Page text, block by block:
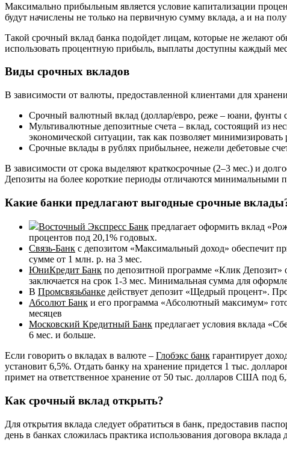
Максимально прибыльным является условие капитализации
будут начислены не только на первичную сумму вклада, а и на
Такой срочный вклад банка подойдет лицам, которые не желают
использовать процентную прибыль, выплаты доступны каждый
Виды срочных вкладов
В зависимости от валюты, предоставленной клиентами для
Срочный валютный вклад (доллар/евро, реже – юани, фунты
Мультивалютные депозитные счета – вклад, состоящий из
экономической ситуации, так как позволяет минимизировать
Срочные вклады в рублях прибыльнее, нежели дебетовые
В зависимости от срока выделяют краткосрочные (2–3 мес.) и
Депозиты на более короткие периоды отличаются
Какие банки предлагают выгодные срочные
Восточный Экспресс Банк предлагает оформить вклад
процентов под 20,1% годовых.
Связь-Банк с депозитом «Максимальный доход» обеспечит
сумме от 1 млн. р. на 3 мес.
ЮниКредит Банк по депозитной программе «Клик Депозит»
заключается на срок 1-3 мес. Минимальная сумма для
В Промсвязьбанке действует депозит «Щедрый процент».
Абсолют Банк и его программа «Абсолютный максимум»
месяцев
Московский Кредитный Банк предлагает условия вклада
6 мес. и больше.
Если говорить о вкладах в валюте – Глобэкс банк гарантирует
установит 6,5%. Отдать банку на хранение придется 1 тыс.
примет на ответственное хранение от 50 тыс. долларов США под
Как срочный вклад открыть?
Для открытия вклада следует обратиться в банк, предоставив
день в банках сложилась практика использования договора